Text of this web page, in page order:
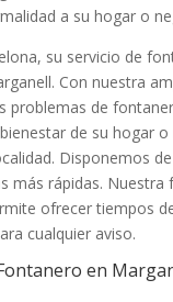
a su hogar o
su servicio de
Con nuestra
problemas de
de su hogar
Disponemos
más rápidas. Nuestra
ofrecer tiempos
cualquier aviso.
en